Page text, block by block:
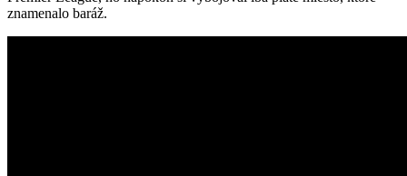
znamenalo baráž.